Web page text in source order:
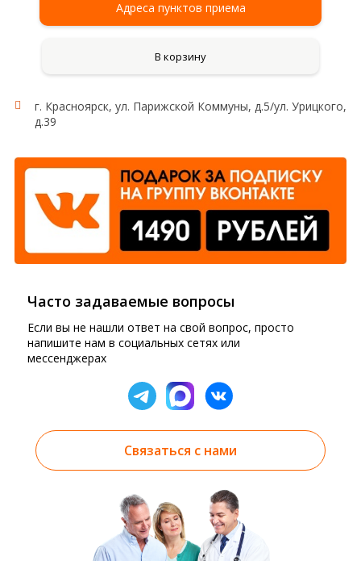
Адреса пунктов приема
В корзину
г. Красноярск, ул. Парижской Коммуны, д.5/ул. Урицкого,
д.39
Часто задаваемые вопросы
Если вы не нашли ответ на свой вопрос, просто
напишите нам в социальных сетях или
мессенджерах
Связаться с нами